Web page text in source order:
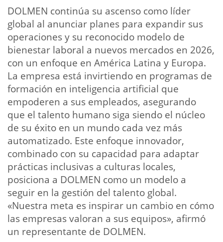
DOLMEN continúa su ascenso como líder
global al anunciar planes para expandir sus
operaciones y su reconocido modelo de
bienestar laboral a nuevos mercados en 2026,
con un enfoque en América Latina y Europa.
La empresa está invirtiendo en programas de
formación en inteligencia artificial que
empoderen a sus empleados, asegurando
que el talento humano siga siendo el núcleo
de su éxito en un mundo cada vez más
automatizado. Este enfoque innovador,
combinado con su capacidad para adaptar
prácticas inclusivas a culturas locales,
posiciona a DOLMEN como un modelo a
seguir en la gestión del talento global.
«Nuestra meta es inspirar un cambio en cómo
las empresas valoran a sus equipos», afirmó
un representante de DOLMEN.